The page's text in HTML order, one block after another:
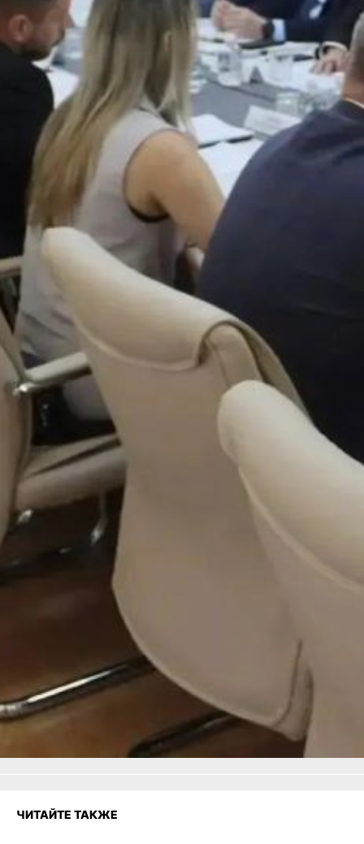
и распорядился разработать
комплекс поощрительных мер —
заслуженные усилия бизнеса важно
стимулировать и публично
признавать.
Не менее значимым остаётся
развитие территориального
общественного самоуправления.
Существенный импульс этому
направлению дал губернатор
Дмитрий Викторович Демешин:
по его решению объём
финансирования проектов ТОС
в регионе достиг миллиарда рублей.
В Хабаровске сегодня действует
558 территориальных объединений,
и каждое может претендовать
на грантовую поддержку,
представив свою инициативу
на конкурс.
«Жителям должно быть легко
и удобно участвовать в развитии
своих дворов и территорий», —
отметил градоначальник.
Отдельным направлением работы
станет продвижение продукции
местных предприятий. Цель —
сформировать устойчивый спрос
на товары хабаровских
производителей как среди обычных
покупателей, так и среди
организаций. Торговая марка
«Сделано в Хабаровске» призвана
стать для потребителей гарантией
надёжности и высокого стандарта
В ТЕМУ:
придёт первый танкер с 285
Читайте нас в соцсетях:
Телеграм
Как вам материал?
Огонь!
Супер
Удивило
Грустно
Разочарование
ЧИТАЙТЕ ТАКЖЕ